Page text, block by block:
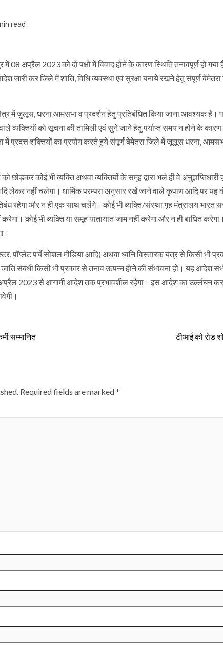
read
08 अप्रैल 2023 को दो पक्षों में विवाद होने के कारण स्थिति तनावपूर्ण हो
जारी कर जिले में शांति, विधि व्यवस्था एवं सुरक्षा बनाये रखने हेतु संपूर्ण
में जुलूस, धरना आमसभा व प्रदर्शन हेतु प्रतिबंधित किया जाना आवश्यक है।
व्यक्तियों को सूचना की तामिली एवं सुने जाने हेतु पर्याप्त समय न होने के
में प्रदत्त शक्तियों का प्रयोग करते हुये संपूर्ण बेमेतरा जिले में जूलूस धरना,
छोड़कर कोई भी व्यक्ति अथवा व्यक्तियों के समूह द्वारा भले ही वे
लेकर नहीं चलेगा। धार्मिक परम्परा अनुसार रखे जाने वाले कृपाण आदि पर यह
रहेगा और न ही एक साथ चलेंगे। कोई भी व्यक्ति/संस्था गृह मंत्रालय भारत
कोई भी व्यक्ति या समूह यातायात जाम नहीं करेगा और न ही बाधित
पॉप्लेट पर्चे सोशल मीडिया आदि) अथवा ध्वनि विस्तारक यंत्र से किसी भी
संबंधी किसी भी प्रकार से तनाव उत्पन्न होने की संभावना हो। यह आदेश
2023 से आगामी आदेश तक प्रभावशील रहेगा। इस आदेश का उल्लंघन करने
सम्मानित
टीआई को रोड
Required fields are marked*